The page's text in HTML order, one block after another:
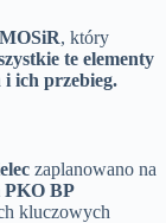
, który
te elementy
i ich przebieg.
zaplanowano na
PKO BP
kluczowych